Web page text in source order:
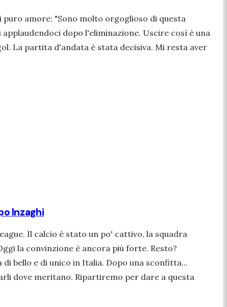
puro amore: "Sono molto orgoglioso di questa
dopo l'eliminazione. Uscire così è una
La partita d'andata è stata decisiva. Mi resta aver
Inzaghi
Il calcio è stato un po' cattivo, la squadra
la convinzione è ancora più forte. Resto?
bello e di unico in Italia. Dopo una sconfitta...
dove meritano. Ripartiremo per dare a questa